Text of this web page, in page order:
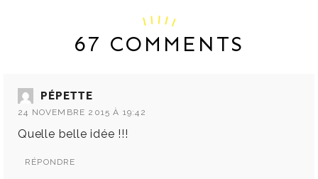
67 COMMENTS
PÉPETTE
24 NOVEMBRE 2015 À 19:42
Quelle belle idée !!!
RÉPONDRE